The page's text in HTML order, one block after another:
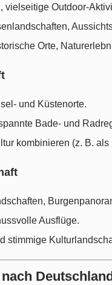
vielseitige Outdoor-
Orte,
und Küstenorte.
Bade- und
kombinieren (z. B.
Ausflüge.
stimmige
Deutschland